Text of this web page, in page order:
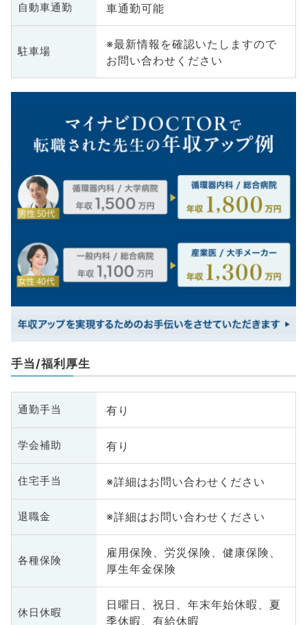
自動車通勤 車通勤可能
駐車場
※最新情報を確認いたしますので
お問い合わせください
手当/福利厚生
通勤手当 有り
学会補助 有り
住宅手当 ※詳細はお問い合わせください
退職金 ※詳細はお問い合わせください
各種保険
雇用保険、労災保険、健康保険、
厚生年金保険
休日休暇
日曜日、祝日、年末年始休暇、夏
季休暇、有給休暇